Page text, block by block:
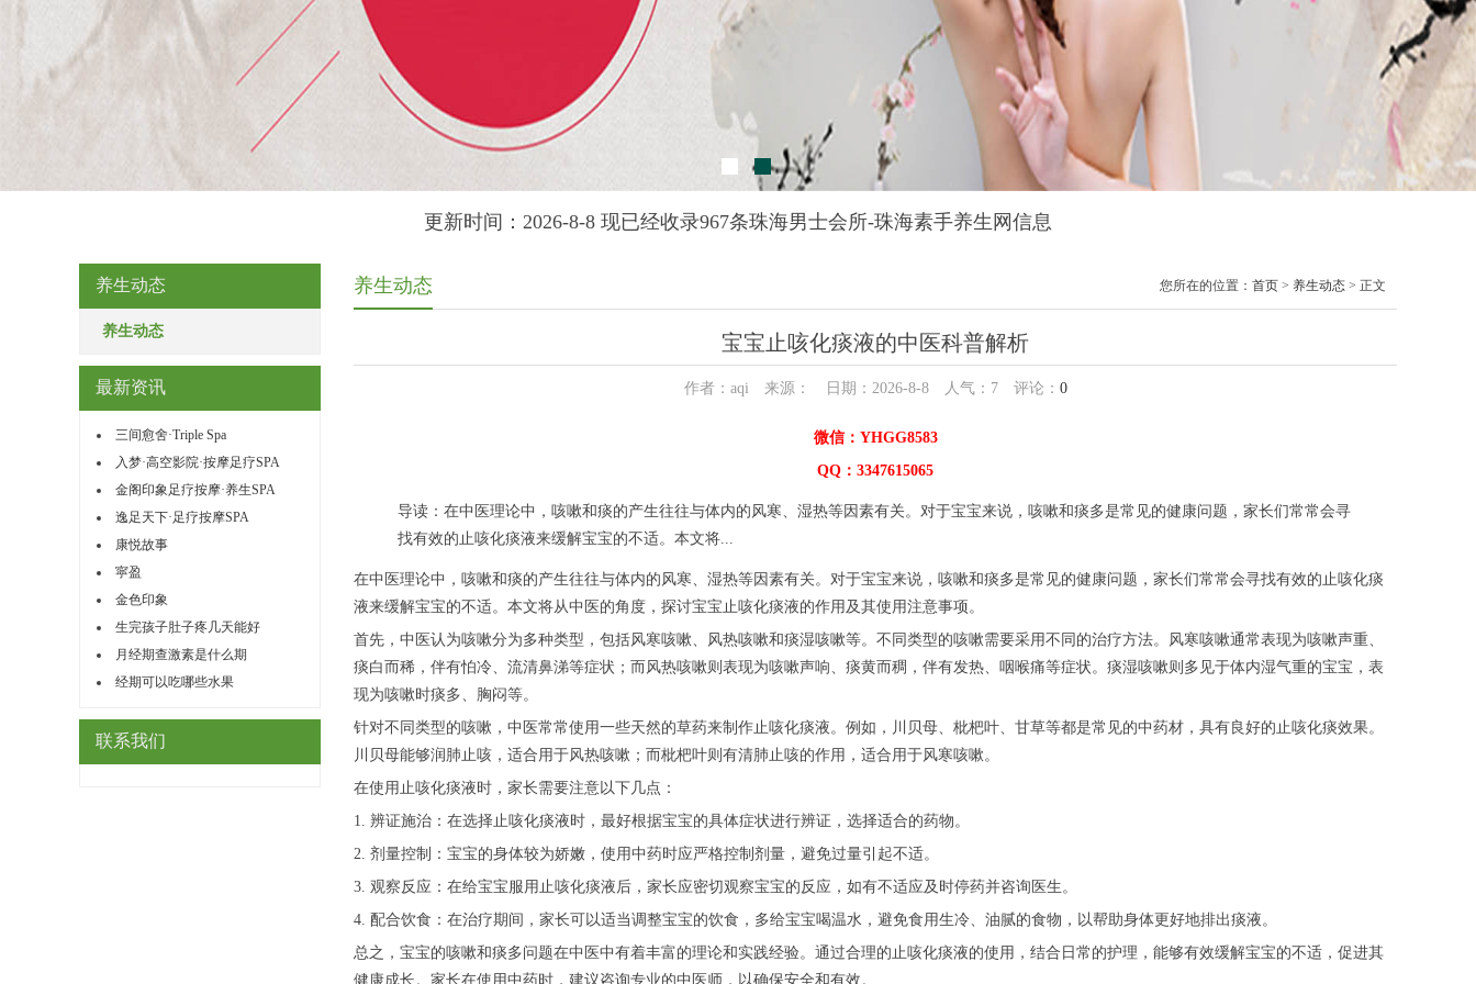
更新时间：2026-8-8 现已经收录967条珠海男士会所-珠海素手养生网信息
养生动态
养生动态
最新资讯
三间愈舍·Triple Spa
入梦·高空影院·按摩足疗SPA
金阁印象足疗按摩·养生SPA
逸足天下·足疗按摩SPA
康悦故事
寜盈
金色印象
生完孩子肚子疼几天能好
月经期查激素是什么期
经期可以吃哪些水果
联系我们
养生动态 您所在的位置： 首页 > 养生动态 > 正文
宝宝止咳化痰液的中医科普解析
作者：aqi 来源： 日期：2026-8-8 人气： 7评论： 0
微信：YHGG8583
QQ：3347615065
导读：在中医理论中，咳嗽和痰的产生往往与体内的风寒、湿热等因素有关。对于宝宝来说，咳嗽和痰多是常见的健康问题，家长们常常会寻
找有效的止咳化痰液来缓解宝宝的不适。本文将...
在中医理论中，咳嗽和痰的产生往往与体内的风寒、湿热等因素有关。对于宝宝来说，咳嗽和痰多是常见的健康问题，家长们常常会寻找有效的止咳化痰
液来缓解宝宝的不适。本文将从中医的角度，探讨宝宝止咳化痰液的作用及其使用注意事项。
首先，中医认为咳嗽分为多种类型，包括风寒咳嗽、风热咳嗽和痰湿咳嗽等。不同类型的咳嗽需要采用不同的治疗方法。风寒咳嗽通常表现为咳嗽声重、
痰白而稀，伴有怕冷、流清鼻涕等症状；而风热咳嗽则表现为咳嗽声响、痰黄而稠，伴有发热、咽喉痛等症状。痰湿咳嗽则多见于体内湿气重的宝宝，表
现为咳嗽时痰多、胸闷等。
针对不同类型的咳嗽，中医常常使用一些天然的草药来制作止咳化痰液。例如，川贝母、枇杷叶、甘草等都是常见的中药材，具有良好的止咳化痰效果。
川贝母能够润肺止咳，适合用于风热咳嗽；而枇杷叶则有清肺止咳的作用，适合用于风寒咳嗽。
在使用止咳化痰液时，家长需要注意以下几点：
1. 辨证施治：在选择止咳化痰液时，最好根据宝宝的具体症状进行辨证，选择适合的药物。
2. 剂量控制：宝宝的身体较为娇嫩，使用中药时应严格控制剂量，避免过量引起不适。
3. 观察反应：在给宝宝服用止咳化痰液后，家长应密切观察宝宝的反应，如有不适应及时停药并咨询医生。
4. 配合饮食：在治疗期间，家长可以适当调整宝宝的饮食，多给宝宝喝温水，避免食用生冷、油腻的食物，以帮助身体更好地排出痰液。
总之，宝宝的咳嗽和痰多问题在中医中有着丰富的理论和实践经验。通过合理的止咳化痰液的使用，结合日常的护理，能够有效缓解宝宝的不适，促进其
健康成长。家长在使用中药时，建议咨询专业的中医师，以确保安全和有效。